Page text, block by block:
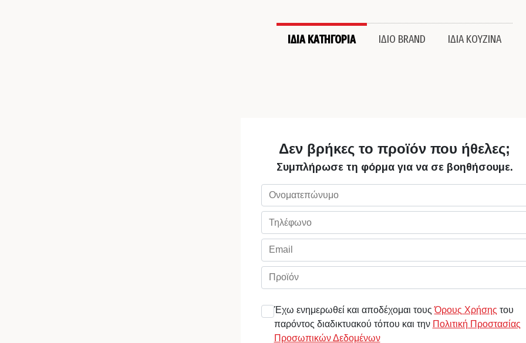
ΙΔΙΑ ΚΑΤΗΓΟΡΙΑ ΙΔΙΟ BRAND ΙΔΙΑ ΚΟΥΖΙΝΑ
Δεν βρήκες το προϊόν που ήθελες;
Συμπλήρωσε τη φόρμα για να σε βοηθήσουμε.
Έχω ενημερωθεί και αποδέχομαι τουςΌρους Χρήσης του
παρόντος διαδικτυακού τόπου και την Πολιτική Προστασίας
Προσωπικών Δεδομένων